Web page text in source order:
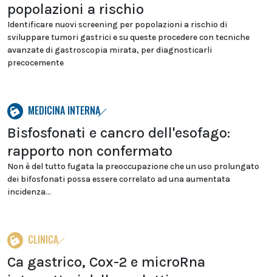
popolazioni a rischio
Identificare nuovi screening per popolazioni a rischio di
sviluppare tumori gastrici e su queste procedere con tecniche
avanzate di gastroscopia mirata, per diagnosticarli
precocemente
MEDICINA INTERNA
Bisfosfonati e cancro dell'esofago:
rapporto non confermato
Non è del tutto fugata la preoccupazione che un uso prolungato
dei bifosfonati possa essere correlato ad una aumentata
incidenza...
CLINICA
Ca gastrico, Cox-2 e microRna